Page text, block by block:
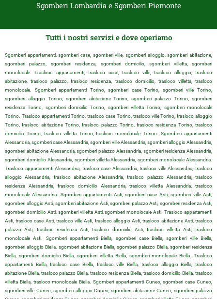
Sgomberi Lombardia e Sgomberi Piemonte
Tutti i nostri servizi e dove operiamo
Sgomberi appartamenti, sgomberi case, sgomberi ville, sgomberi alloggio, sgomberi abitazione,
sgomberi palazzo, sgomberi residenza, sgomberi domicilio, sgomberi villetta, sgomberi
monolocale. Trasloco appartamenti, trasloco case, trasloco ville, trasloco alloggio, trasloco
abitazione, trasloco palazzo, trasloco residenza, trasloco domicilio, trasloco villetta, trasloco
monolocale. Sgomberi appartamenti Torino, sgomberi case Torino, sgomberi ville Torino,
sgomberi alloggio Torino, sgomberi abitazione Torino, sgomberi palazzo Torino, sgomberi
residenza Torino, sgomberi domicilio Torino, sgomberi villetta Torino, sgomberi monolocale
Torino. Trasloco appartamenti Torino, trasloco case Torino, trasloco ville Torino, trasloco alloggio
Torino, trasloco abitazione Torino, trasloco palazzo Torino, trasloco residenza Torino, trasloco
domicilio Torino, trasloco villetta Torino, trasloco monolocale Torino. Sgomberi appartamenti
Alessandria, sgomberi case Alessandria, sgomberi ville Alessandria, sgomberi alloggio Alessandria,
sgomberi abitazione Alessandria, sgomberi palazzo Alessandria, sgomberi residenza Alessandria,
sgomberi domicilio Alessandria, sgomberi villetta Alessandria, sgomberi monolocale Alessandria.
Trasloco appartamenti Alessandria, trasloco case Alessandria, trasloco ville Alessandria, trasloco
alloggio Alessandria, trasloco abitazione Alessandria, trasloco palazzo Alessandria, trasloco
residenza Alessandria, trasloco domicilio Alessandria, trasloco villetta Alessandria, trasloco
monolocale Alessandria. Sgomberi appartamenti Asti, sgomberi case Asti, sgomberi ville Asti,
sgomberi alloggio Asti, sgomberi abitazione Asti, sgomberi palazzo Asti, sgomberi residenza Asti,
sgomberi domicilio Asti, sgomberi villetta Asti, sgomberi monolocale Asti. Trasloco appartamenti
Asti, trasloco case Asti, trasloco ville Asti, trasloco alloggio Asti, trasloco abitazione Asti, trasloco
palazzo Asti, trasloco residenza Asti, trasloco domicilio Asti, trasloco villetta Asti, trasloco
monolocale Asti. Sgomberi appartamenti Biella, sgomberi case Biella, sgomberi ville Biella,
sgomberi alloggio Biella, sgomberi abitazione Biella, sgomberi palazzo Biella, sgomberi residenza
Biella, sgomberi domicilio Biella, sgomberi villetta Biella, sgomberi monolocale Biella. Trasloco
appartamenti Biella, trasloco case Biella, trasloco ville Biella, trasloco alloggio Biella, trasloco
abitazione Biella, trasloco palazzo Biella, trasloco residenza Biella, trasloco domicilio Biella, trasloco
villetta Biella, trasloco monolocale Biella. Sgomberi appartamenti Cuneo, sgomberi case Cuneo,
sgomberi ville Cuneo, sgomberi alloggio Cuneo, sgomberi abitazione Cuneo, sgomberi palazzo